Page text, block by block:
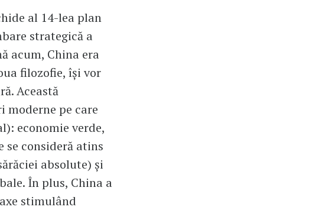
al 14-lea plan
strategică a
acum, China era
filozofie, își vor
Această
moderne pe care
economie verde,
consideră atins
absolute) și
În plus, China a
stimulând